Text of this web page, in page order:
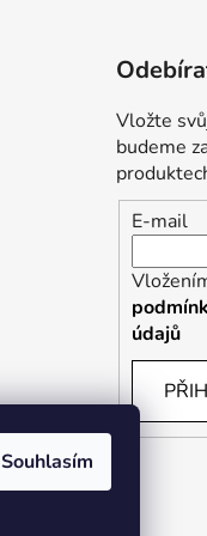
Souhlasím
Vložte
budeme
E-mail
údajů